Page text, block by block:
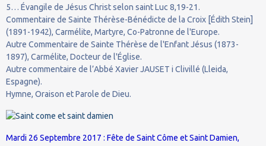
5… Évangile de Jésus Christ selon saint Luc 8,19-21.
Commentaire de Sainte Thérèse-Bénédicte de la Croix [Édith Stein]
(1891-1942), Carmélite, Martyre, Co-Patronne de l'Europe.
Autre Commentaire de Sainte Thérèse de l'Enfant Jésus (1873-
1897), Carmélite, Docteur de l'Église.
Autre commentaire de l’Abbé Xavier JAUSET i Clivillé (Lleida,
Espagne).
Hymne, Oraison et Parole de Dieu.
Mardi 26 Septembre 2017 : Fête de Saint Côme et Saint Damien,